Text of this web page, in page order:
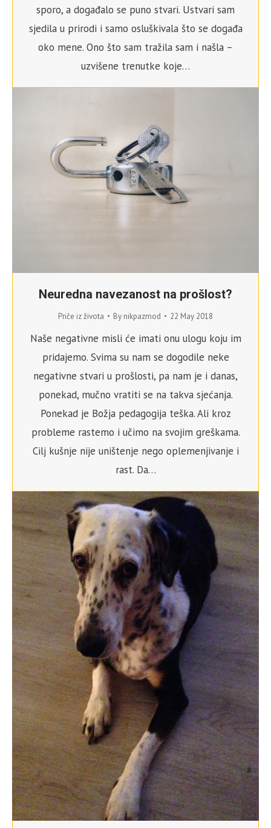
sporo, a događalo se puno stvari. Ustvari sam
sjedila u prirodi i samo osluškivala što se događa
oko mene. Ono što sam tražila sam i našla –
uzvišene trenutke koje…
Neuredna navezanost na prošlost?
Priče iz života By nikpazmod 22 May 2018
Naše negativne misli će imati onu ulogu koju im
pridajemo. Svima su nam se dogodile neke
negativne stvari u prošlosti, pa nam je i danas,
ponekad, mučno vratiti se na takva sjećanja.
Ponekad je Božja pedagogija teška. Ali kroz
probleme rastemo i učimo na svojim greškama.
Cilj kušnje nije uništenje nego oplemenjivanje i
rast. Da…